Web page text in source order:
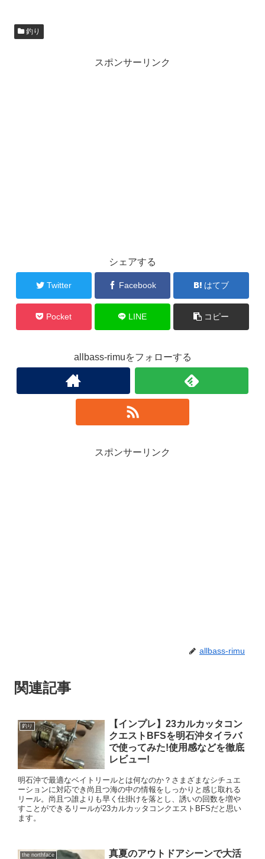
釣り
スポンサーリンク
シェアする
Twitter Facebook はてブ
Pocket LINE コピー
allbass-rimuをフォローする
スポンサーリンク
allbass-rimu
関連記事
釣り
【インプレ】23カルカッタコン
クエストBFSを明石沖タイラバ
で使ってみた!使用感などを徹底
レビュー!
明石沖で最適なベイトリールとは何なのか？さまざまなシチュエ
ーションに対応でき尚且つ海の中の情報をしっかりと感じ取れる
リール。尚且つ誰よりも早く仕掛けを落とし、誘いの回数を増や
すことができるリールが23カルカッタコンクエストBFSだと思い
ます。
the northface
真夏のアウトドアシーンで大活